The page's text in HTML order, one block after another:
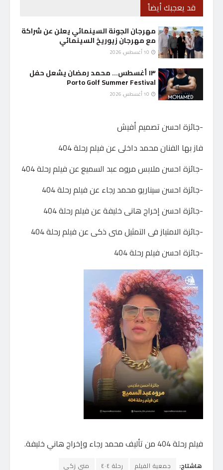
قد يعجبك أيضاً
مهرجان الجونة السينمائي يعلن عن شراكة
مع مهرجان زيوريخ السينمائي
١٣ أغسطس… محمد رمضان يشعل حفل
Porto Golf Summer Festival
-جائزة احسن تصميم أفيش
فاز بها الفنان محمد داخلى عن فيلم رحلة 404
-جائزة احسن ملابس مروه عبد السميع عن فيلم رحلة 404
-جائزة احسن سيناريو محمد رجاء عن فيلم رحلة 404
-جائزة احسن إخراج هانى خليفة عن فيلم رحلة 404
-جائزة الامتياز فى التمثيل منى ذكى عن فيلم رحلة 404
-جائزة احسن فيلم رحلة 404
فيلم رحلة 404 من تأليف محمد رجاء وإخراج هاني خليفة.
هاشتاج: جمعية الفيلم رحلة ٤٠٤
مني زكي